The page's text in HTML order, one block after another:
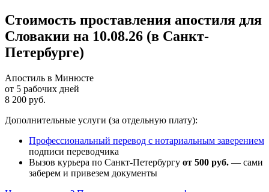
Стоимость проставления апостиля для
Словакии на 10.08.26 (в Санкт-
Петербурге)
Апостиль в Минюсте
от 5 рабочих дней
8 200 руб.
Дополнительные услуги (за отдельную плату):
Профессиональный перевод с нотариальным заверением
подписи переводчика
Вызов курьера по Санкт-Петербургу от 500 руб. — сами
заберем и привезем документы